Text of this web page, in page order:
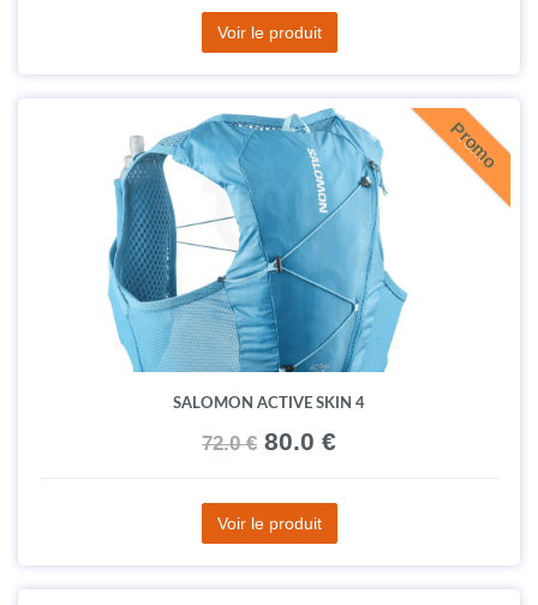
Voir le produit
Promo
SALOMON ACTIVE SKIN 4
72.0 € 80.0 €
Voir le produit